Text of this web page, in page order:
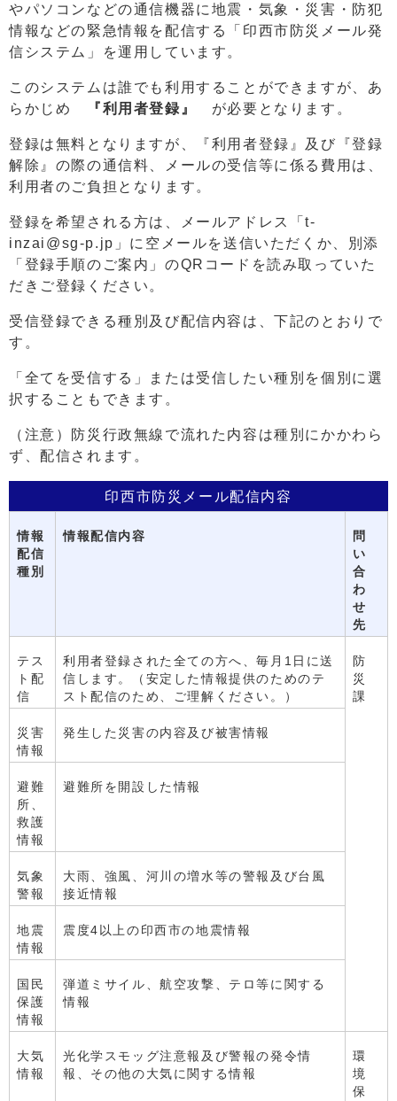
やパソコンなどの通信機器に地震・気象・災害・防犯
情報などの緊急情報を配信する「印西市防災メール発
信システム」を運用しています。
このシステムは誰でも利用することができますが、あ
らかじめ
『利用者登録』 が必要となります。
登録は無料となりますが、『利用者登録』及び『登録
解除』の際の通信料、メールの受信等に係る費用は、
利用者のご負担となります。
登録を希望される方は、メールアドレス「t-
inzai@sg-p.jp」に空メールを送信いただくか、別添
「登録手順のご案内」のQRコードを読み取っていた
だきご登録ください。
受信登録できる種別及び配信内容は、下記のとおりで
す。
「全てを受信する」または受信したい種別を個別に選
択することもできます。
（注意）防災行政無線で流れた内容は種別にかかわら
ず、配信されます。
印西市防災メール配信内容
情報
配信
種別
情報配信内容
問
い
合
わ
せ
先
テス
ト配
信
利用者登録された全ての方へ、毎月1日に送
信します。（安定した情報提供のためのテ
スト配信のため、ご理解ください。）
防
災
課
災害
情報
発生した災害の内容及び被害情報
避難
所、
救護
情報
避難所を開設した情報
気象
警報
大雨、強風、河川の増水等の警報及び台風
接近情報
地震
情報
震度4以上の印西市の地震情報
国民
保護
情報
弾道ミサイル、航空攻撃、テロ等に関する
情報
大気
情報
光化学スモッグ注意報及び警報の発令情
報、その他の大気に関する情報
環
境
保